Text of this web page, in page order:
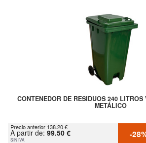
CONTENEDOR DE RESIDUOS 240 LITROS
METÁLICO
Precio anterior 138.20 €
A partir de: 99.50 €
SIN IVA -